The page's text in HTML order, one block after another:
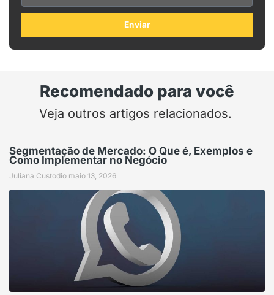
Enviar
Recomendado para você
Veja outros artigos relacionados.
Segmentação de Mercado: O Que é, Exemplos e
Como Implementar no Negócio
Juliana Custodio maio 13, 2026